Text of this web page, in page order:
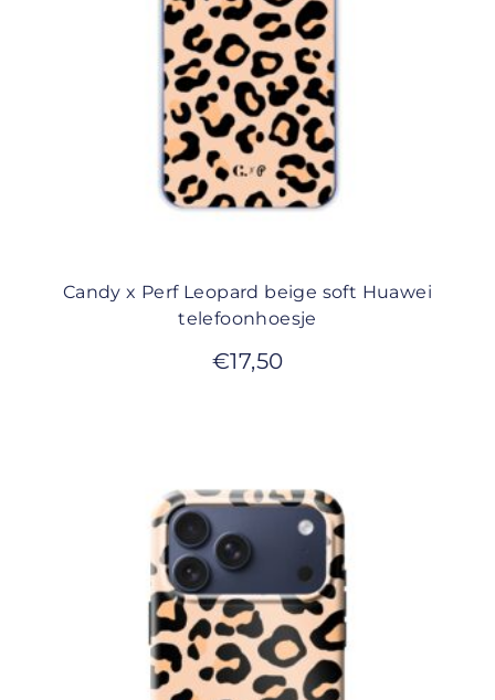
Candy x Perf Leopard beige soft Huawei
telefoonhoesje
€17,50